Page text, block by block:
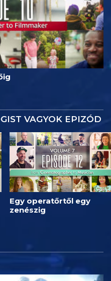
VAGYOK EPIZÓD
Egy operatőrtől egy
zenészig